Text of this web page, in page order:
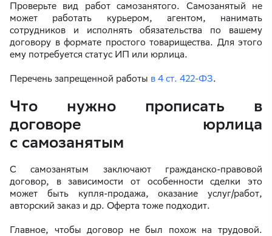
Проверьте вид работ самозанятого. Самозанятый не
может работать курьером, агентом, нанимать
сотрудников и исполнять обязательства по вашему
договору в формате простого товарищества. Для этого
ему потребуется статус ИП или юрлица.
Перечень запрещенной работы в 4 ст. 422-ФЗ.
Что нужно прописать в
договоре юрлица
с самозанятым
С самозанятым заключают гражданско-правовой
договор, в зависимости от особенности сделки это
может быть купля-продажа, оказание услуг/работ,
авторский заказ и др. Оферта тоже подходит.
Главное, чтобы договор не был похож на трудовой.